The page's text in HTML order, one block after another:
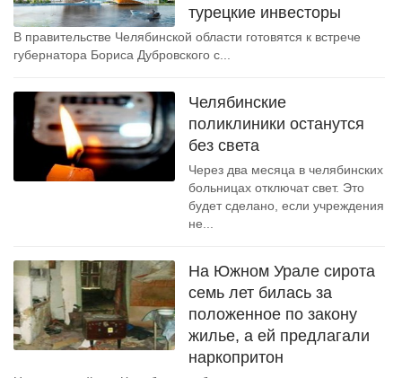
турецкие инвесторы
В правительстве Челябинской области готовятся к встрече
губернатора Бориса Дубровского с...
Челябинские
поликлиники останутся
без света
Через два месяца в челябинских
больницах отключат свет. Это
будет сделано, если учреждения
не...
На Южном Урале сирота
семь лет билась за
положенное по закону
жилье, а ей предлагали
наркопритон